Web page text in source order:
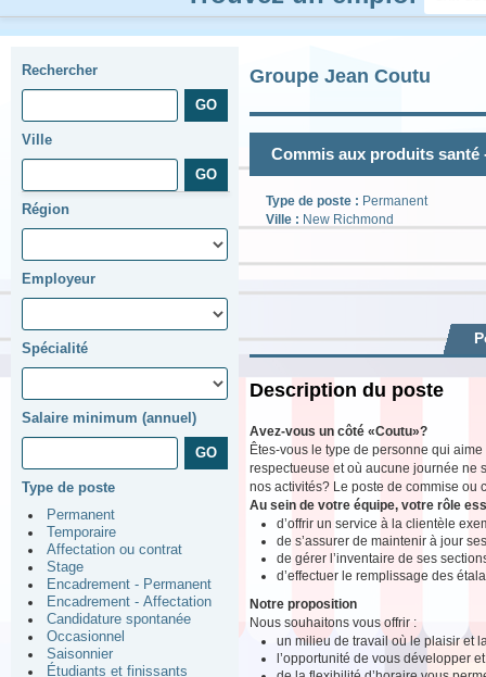
Rechercher
Ville
Région
Employeur
Spécialité
Salaire minimum (annuel)
Type de poste
Permanent
Temporaire
Affectation ou contrat
Stage
Encadrement - Permanent
Encadrement - Affectation
Candidature spontanée
Occasionnel
Saisonnier
Étudiants et finissants
Groupe Jean Coutu
Commis aux produits santé
Type de poste : Permanent
Ville : New Richmond
Description du poste
Avez-vous un côté «Coutu»?
Êtes-vous le type de personne qui
respectueuse et où aucune journée ne
nos activités? Le poste de commise ou
Au sein de votre équipe, votre rôle
d’offrir un service à la clientèle
de s’assurer de maintenir à jour
de gérer l’inventaire de ses
d’effectuer le remplissage des
Notre proposition
Nous souhaitons vous offrir :
un milieu de travail où le plaisir et
l’opportunité de vous développer